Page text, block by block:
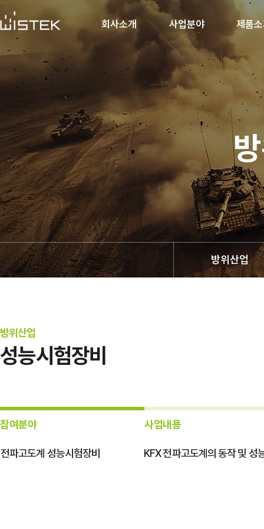
회사소개 사업분야 제품
방위산업
방위산업
성능시험장비
참여분야 사업내용
전파고도계 성능시험장비 KFX 전파고도계의 동작 및 성